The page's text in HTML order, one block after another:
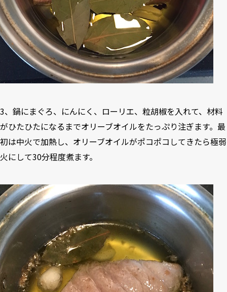
3、鍋にまぐろ、にんにく、ローリエ、粒胡椒を入れて、材料
がひたひたになるまでオリーブオイルをたっぷり注ぎます。最
初は中火で加熱し、オリーブオイルがポコポコしてきたら極弱
火にして30分程度煮ます。